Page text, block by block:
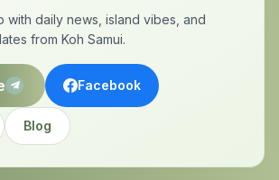
with daily news, island vibes, and
from Koh Samui.
Facebook
Blog